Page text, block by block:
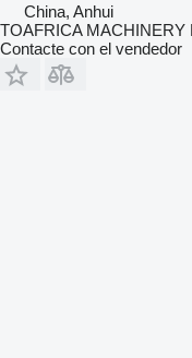
China, Anhui
TOAFRICA MACHINERY
Contacte con el vendedor